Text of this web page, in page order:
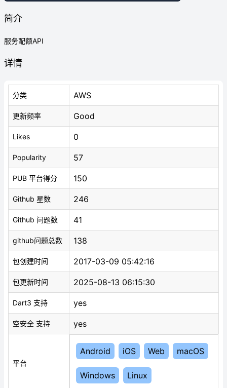
简介
服务配额API
详情
分类 AWS
更新频率 Good
Likes 0
Popularity 57
PUB 平台得分 150
Github 星数 246
Github 问题数 41
github问题总数 138
包创建时间 2017-03-09 05:42:16
包更新时间 2025-08-13 06:15:30
Dart3 支持 yes
空安全 支持 yes
平台
Android iOS Web macOS
Windows Linux